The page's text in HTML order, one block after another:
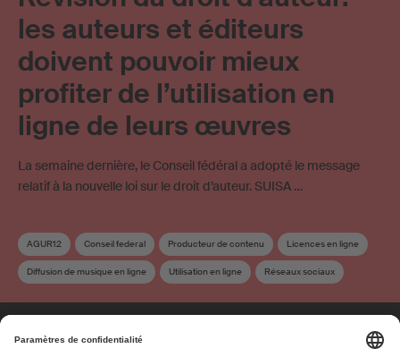
les auteurs et éditeurs
doivent pouvoir mieux
profiter de l’utilisation en
ligne de leurs œuvres
La semaine dernière, le Conseil fédéral a adopté le message
relatif à la nouvelle loi sur le droit d’auteur. SUISA …
AGUR12 Conseil federal Producteur de contenu Licences en ligne
Diffusion de musique en ligne Utilisation en ligne Réseaux sociaux